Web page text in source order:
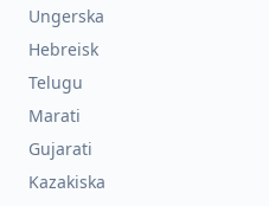
Ungerska
Hebreisk
Telugu
Marati
Gujarati
Kazakiska